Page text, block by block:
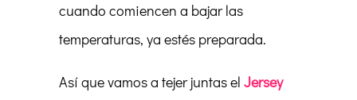
cuando comiencen a bajar las
temperaturas, ya estés preparada.
Así que vamos a tejer juntas el Jersey